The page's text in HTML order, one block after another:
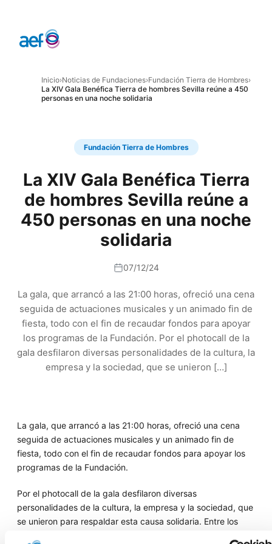
Inicio›Noticias de Fundaciones›Fundación Tierra de Hombres›
La XIV Gala Benéfica Tierra de hombres Sevilla reúne a 450
personas en una noche solidaria
Fundación Tierra de Hombres
La XIV Gala Benéfica Tierra
de hombres Sevilla reúne a
450 personas en una noche
solidaria
07/12/24
La gala, que arrancó a las 21:00 horas, ofreció una cena
seguida de actuaciones musicales y un animado fin de
fiesta, todo con el fin de recaudar fondos para apoyar
los programas de la Fundación. Por el photocall de la
gala desfilaron diversas personalidades de la cultura, la
empresa y la sociedad, que se unieron […]
La gala, que arrancó a las 21:00 horas, ofreció una cena
seguida de actuaciones musicales y un animado fin de
fiesta, todo con el fin de recaudar fondos para apoyar los
programas de la Fundación.
Por el photocall de la gala desfilaron diversas
personalidades de la cultura, la empresa y la sociedad, que
se unieron para respaldar esta causa solidaria. Entre los